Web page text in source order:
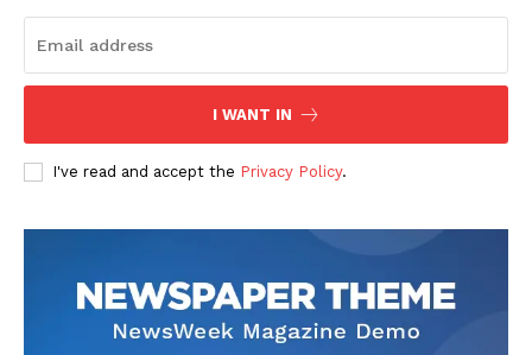
I WANT IN
I've read and accept the Privacy Policy.